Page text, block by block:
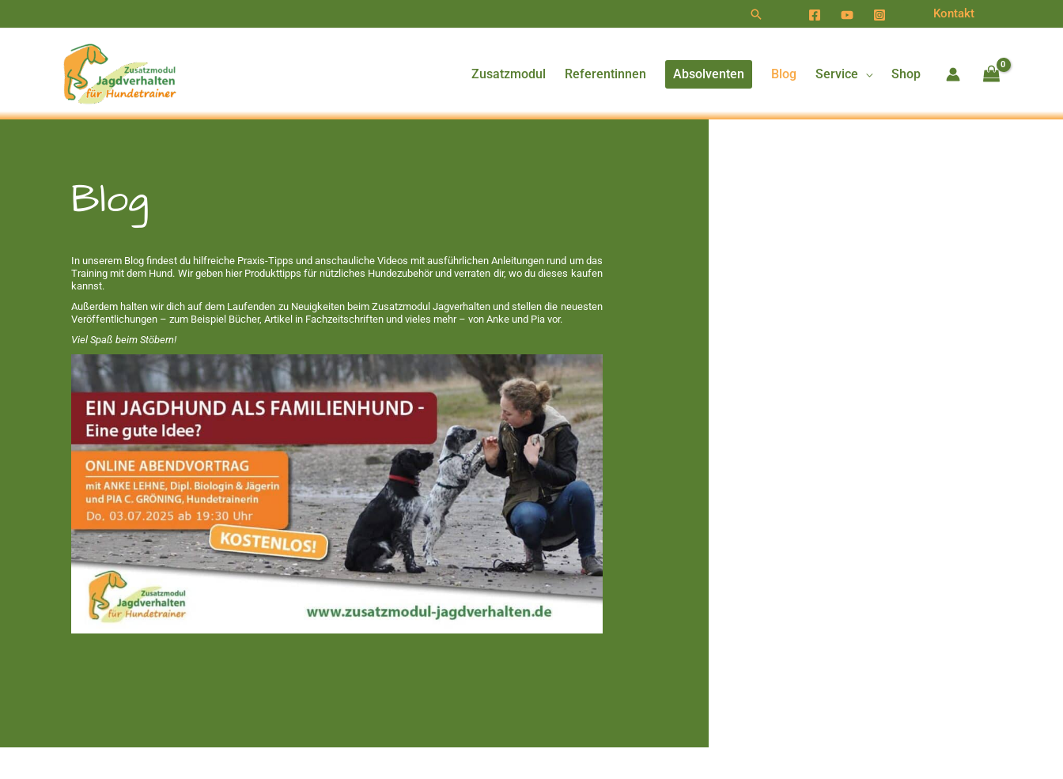
Suchen Kontakt
Zusatzmodul Referentinnen Absolventen Blog Service Shop
Blog
In unserem Blog findest du hilfreiche Praxis-Tipps und anschauliche Videos mit ausführlichen Anleitungen rund um das
Training mit dem Hund. Wir geben hier Produkttipps für nützliches Hundezubehör und verraten dir, wo du dieses kaufen
kannst.
Außerdem halten wir dich auf dem Laufenden zu Neuigkeiten beim Zusatzmodul Jagverhalten und stellen die neuesten
Veröffentlichungen – zum Beispiel Bücher, Artikel in Fachzeitschriften und vieles mehr – von Anke und Pia vor.
Viel Spaß beim Stöbern!